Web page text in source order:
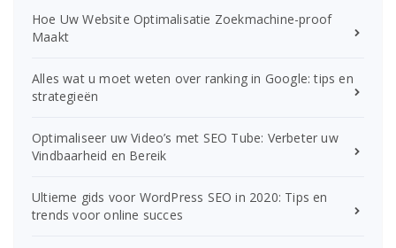
Hoe Uw Website Optimalisatie Zoekmachine-proof
Maakt
Alles wat u moet weten over ranking in Google: tips en
strategieën
Optimaliseer uw Video’s met SEO Tube: Verbeter uw
Vindbaarheid en Bereik
Ultieme gids voor WordPress SEO in 2020: Tips en
trends voor online succes